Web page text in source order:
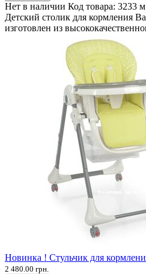
Нет в наличии Код товара: 3233 м
Детский столик для кормления
изготовлен из
Новинка ! Стульчик для
2 480.00 грн.